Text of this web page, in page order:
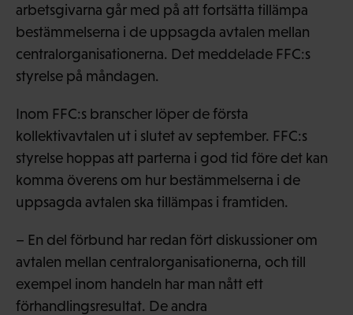
arbetsgivarna går med på att fortsätta tillämpa
bestämmelserna i de uppsagda avtalen mellan
centralorganisationerna. Det meddelade FFC:s
styrelse på måndagen.
Inom FFC:s branscher löper de första
kollektivavtalen ut i slutet av september. FFC:s
styrelse hoppas att parterna i god tid före det kan
komma överens om hur bestämmelserna i de
uppsagda avtalen ska tillämpas i framtiden.
– En del förbund har redan fört diskussioner om
avtalen mellan centralorganisationerna, och till
exempel inom handeln har man nått ett
förhandlingsresultat. De andra